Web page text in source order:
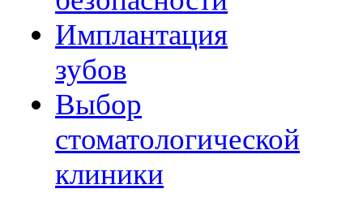
Имплантация
зубов
Выбор
стоматологической
клиники